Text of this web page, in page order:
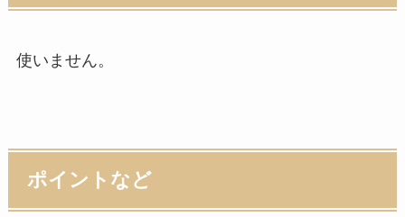
使いません。
ポイントなど